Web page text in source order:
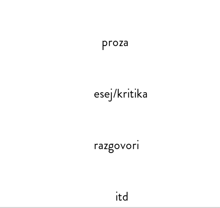
proza
esej/kritika
razgovori
itd